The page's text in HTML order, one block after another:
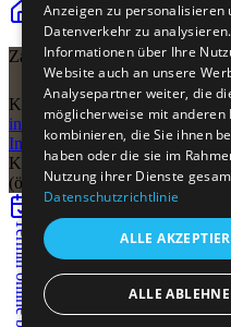
Zur Startseite Kontakt
Zahnärzte Dr. Tamara
Kirchstr. 2341849 Wassenberg
info@zahnvilla-wassenberg.de
ImpressumDatenschutz
Konzeption & Entwicklung:
(öffnet in neuem Tab)
Termin online buchen
Anzeigen zu personalisieren
Datenverkehr zu
Informationen über Ihre
Website auch an unsere
Analysepartner weiter, die
möglicherweise mit
kombinieren, die Sie ihnen
haben oder die sie im
Nutzung ihrer Dienste
Datenschutzrichtlinie
ALLE
ALLE